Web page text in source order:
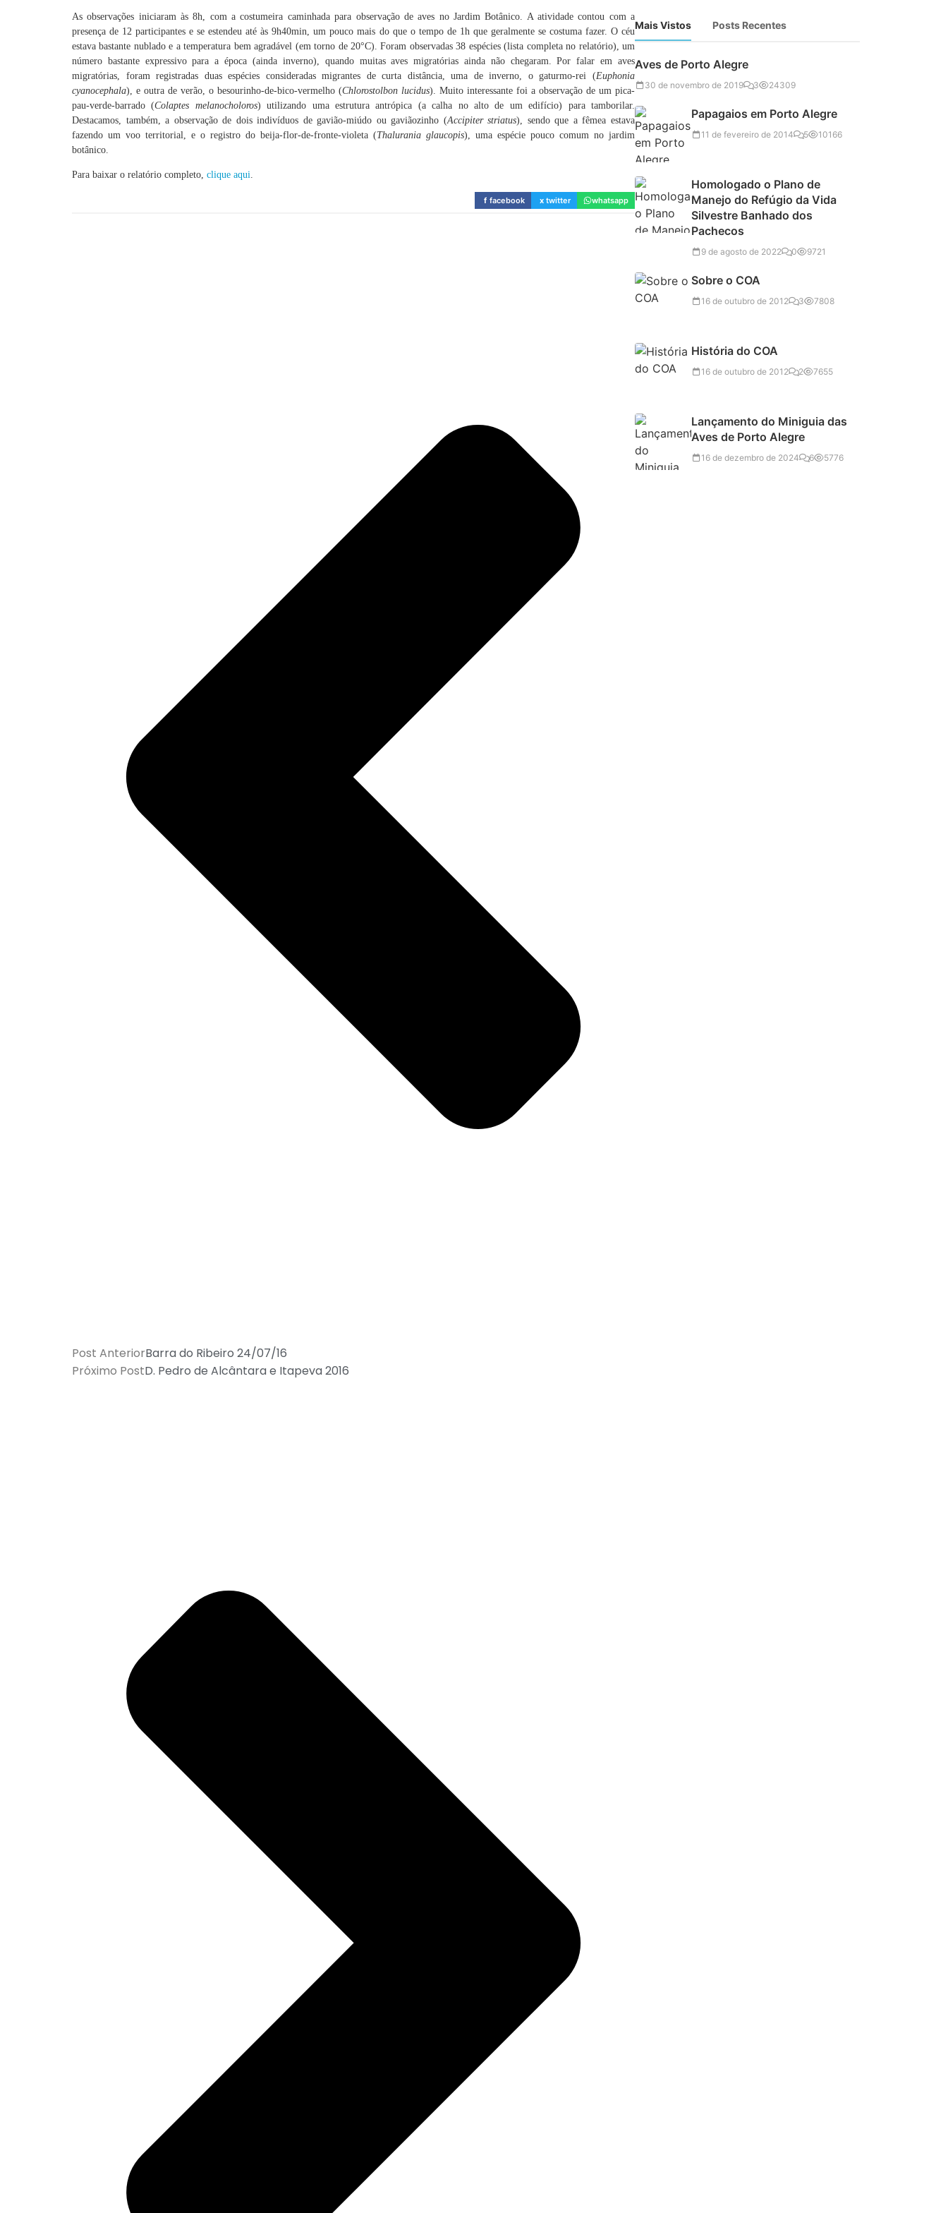
As observações iniciaram às 8h, com a costumeira caminhada para observação de aves no Jardim Botânico. A atividade contou com a
presença de 12 participantes e se estendeu até às 9h40min, um pouco mais do que o tempo de 1h que geralmente se costuma fazer. O céu
estava bastante nublado e a temperatura bem agradável (em torno de 20°C). Foram observadas 38 espécies (lista completa no relatório), um
número bastante expressivo para a época (ainda inverno), quando muitas aves migratórias ainda não chegaram. Por falar em aves
migratórias, foram registradas duas espécies consideradas migrantes de curta distância, uma de inverno, o gaturmo-rei (Euphonia
cyanocephala), e outra de verão, o besourinho-de-bico-vermelho (Chlorostolbon lucidus). Muito interessante foi a observação de um pica-
pau-verde-barrado (Colaptes melanocholoros) utilizando uma estrutura antrópica (a calha no alto de um edifício) para tamborilar.
Destacamos, também, a observação de dois indivíduos de gavião-miúdo ou gaviãozinho (Accipiter striatus), sendo que a fêmea estava
fazendo um voo territorial, e o registro do beija-flor-de-fronte-violeta (Thalurania glaucopis), uma espécie pouco comum no jardim
botânico.
Para baixar o relatório completo, clique aqui.
f facebook x twitter whatsapp
Post AnteriorBarra do Ribeiro 24/07/16
Próximo PostD. Pedro de Alcântara e Itapeva 2016
Mais Vistos Posts Recentes
Aves de Porto Alegre
30 de novembro de 2019 3 24309
Papagaios em Porto Alegre
11 de fevereiro de 2014 5 10166
Homologado o Plano de
Manejo do Refúgio da Vida
Silvestre Banhado dos
Pachecos
9 de agosto de 2022 0 9721
Sobre o COA
16 de outubro de 2012 3 7808
História do COA
16 de outubro de 2012 2 7655
Lançamento do Miniguia das
Aves de Porto Alegre
16 de dezembro de 2024 6 5776